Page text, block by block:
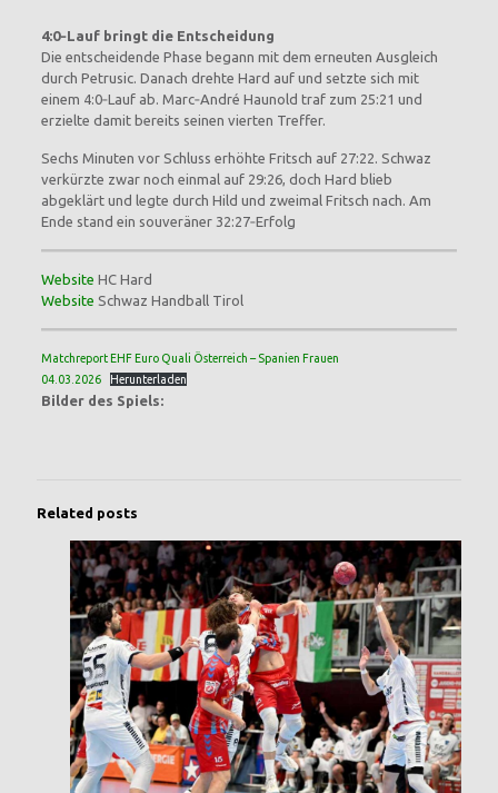
4:0‑Lauf bringt die Entscheidung
Die entscheidende Phase begann mit dem erneuten Ausgleich
durch Petrusic. Danach drehte Hard auf und setzte sich mit
einem 4:0‑Lauf ab. Marc‑André Haunold traf zum 25:21 und
erzielte damit bereits seinen vierten Treffer.
Sechs Minuten vor Schluss erhöhte Fritsch auf 27:22. Schwaz
verkürzte zwar noch einmal auf 29:26, doch Hard blieb
abgeklärt und legte durch Hild und zweimal Fritsch nach. Am
Ende stand ein souveräner 32:27‑Erfolg
Website HC Hard
Website Schwaz Handball Tirol
Matchreport EHF Euro Quali Österreich – Spanien Frauen
04.03.2026
Herunterladen
Bilder des Spiels:
Related posts